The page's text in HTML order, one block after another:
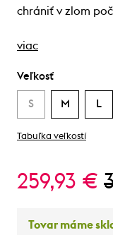
chrániť v zlom
viac
Veľkosť
S M L
Tabuľka veľkostí
259,93 €
Tovar máme